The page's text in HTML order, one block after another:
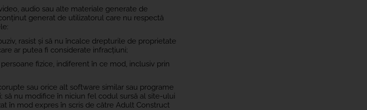
audio sau alte materiale generate de
generat de utilizatorul care nu respectă
rasist și să nu încalce drepturile de proprietate
ar putea fi considerate infracțiuni;
fizice, indiferent în ce mod, inclusiv prin
sau orice alt software similar sau programe
nu modifice în niciun fel codul sursă al site-ului
în mod expres în scris de către Adult Construct